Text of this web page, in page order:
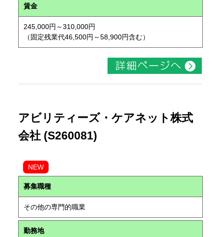
賃金
245,000円～310,000円
（固定残業代46,500円～58,900円含む）
アビリティーズ・ケアネット株式
会社 (S260081)
NEW
募集職種
その他の専門的職業
勤務地